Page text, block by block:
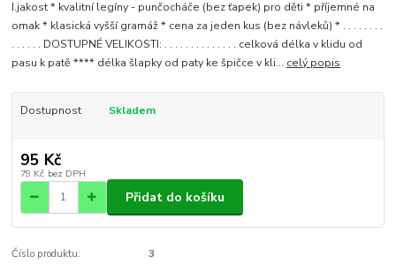
I.jakost * kvalitní legíny - punčocháče (bez ťapek) pro děti * příjemné na
omak * klasická vyšší gramáž * cena za jeden kus (bez návleků) * . . . . . . . .
. . . . . . DOSTUPNÉ VELIKOSTI: . . . . . . . . . . . . . . celková délka v klidu od
pasu k patě **** délka šlapky od paty ke špičce v kli... celý popis
Dostupnost Skladem
95 Kč
79 Kč bez DPH
Přidat do košíku
Číslo produktu: 3